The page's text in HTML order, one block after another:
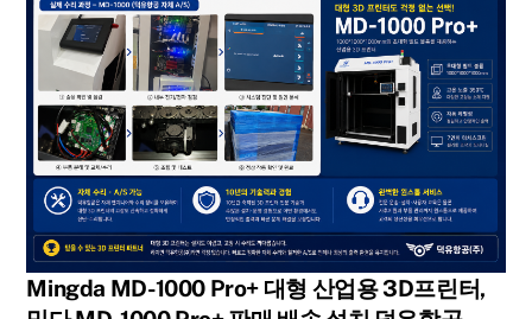
Mingda MD-1000 Pro+ 대형 산업용 3D프린터,